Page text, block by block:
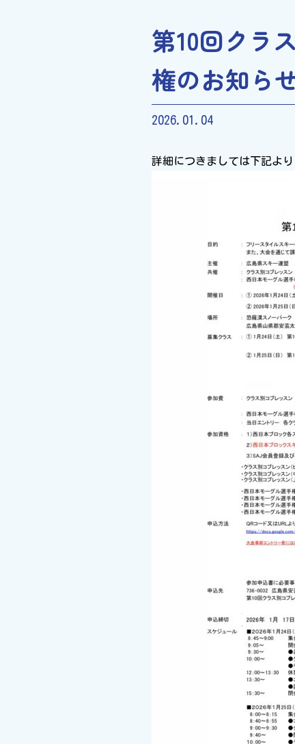
第10回クラ
権のお知ら
2026.01.04
詳細につきましては下記より